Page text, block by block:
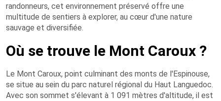
randonneurs, cet environnement préservé offre une
multitude de sentiers à explorer, au cœur d'une nature
sauvage et diversifiée.
Où se trouve le Mont Caroux ?
Le Mont Caroux, point culminant des monts de l'Espinouse,
se situe au sein du parc naturel régional du Haut Languedoc.
Avec son sommet s'élevant à 1 091 mètres d'altitude, il est